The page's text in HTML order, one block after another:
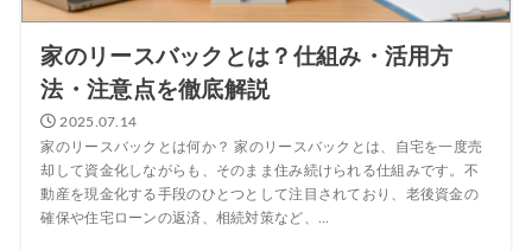
家のリースバックとは？仕組み・活用方
法・注意点を徹底解説
2025.07.14
家のリースバックとは何か？ 家のリースバックとは、自宅を一度売
却して資金化しながらも、そのまま住み続けられる仕組みです。不
動産を現金化する手段のひとつとして注目されており、老後資金の
確保や住宅ローンの返済、相続対策など、...